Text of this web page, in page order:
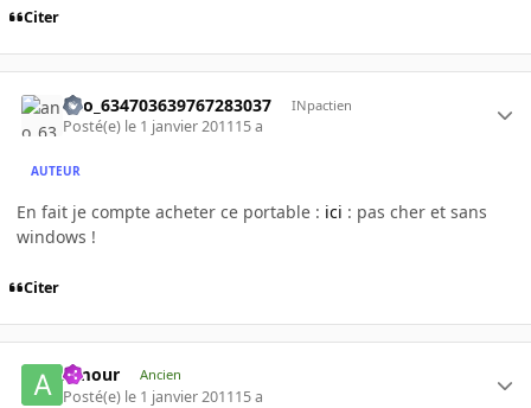
Citer
ano_634703639767283037 INpactien
Posté(e) le 1 janvier 201115 a
AUTEUR
En fait je compte acheter ce portable : ici : pas cher et sans
windows !
Citer
Amour Ancien
Posté(e) le 1 janvier 201115 a